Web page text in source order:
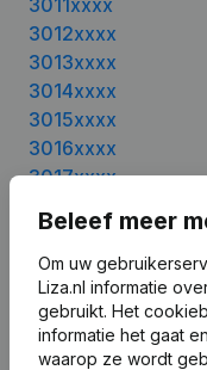
3011xxxx
3012xxxx
3013xxxx
3014xxxx
3015xxxx
3016xxxx
3017xxxx
3019xxxx
3020xxxx
3021xxxx
3022xxxx
3023xxxx
Beleef meer
Om uw
Liza.nl informatie
gebruikt. Het
informatie het gaat
waarop ze wordt